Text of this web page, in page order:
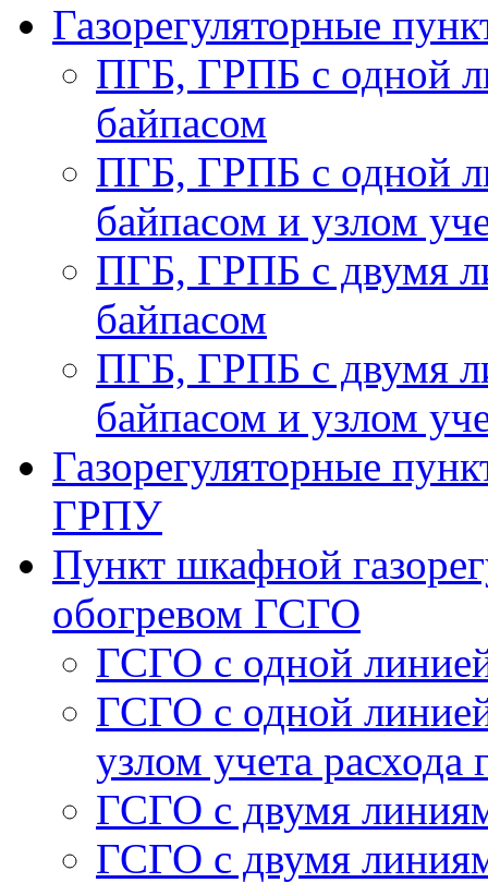
Газорегуляторные
ПГБ, ГРПБ с одной
байпасом
ПГБ, ГРПБ с одной
байпасом и узлом
ПГБ, ГРПБ с двумя
байпасом
ПГБ, ГРПБ с двумя
байпасом и узлом
Газорегуляторные
ГРПУ
Пункт шкафной
обогревом ГСГО
ГСГО с одной
ГСГО c одной
узлом учета расхода
ГСГО с двумя
ГСГО с двумя